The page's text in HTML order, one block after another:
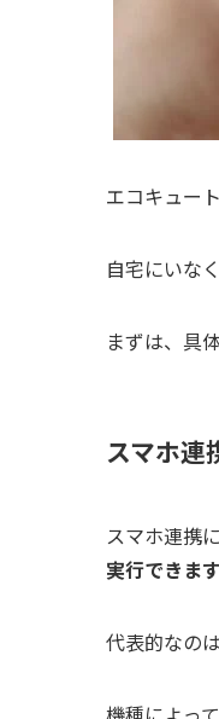
エコキュー
自宅にいな
まずは、具
スマホ連
スマホ連携
実行できます
代表的なの